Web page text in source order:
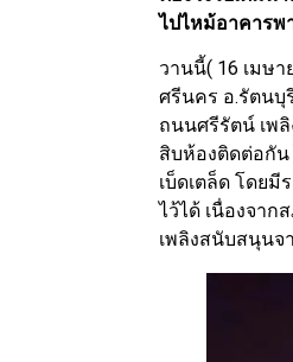
ไปไหม้อาคารพ
วานนี้( 16 เมษ
ศรีนคร อ.รัตนบุ
ถนนศรีรัตน์ เพ
สิบห้องติดต่อกัน
เบ็ดเตล็ด โดยมี
ไว้ได้ เนื่องจา
เพลิงสนับสนุนจ